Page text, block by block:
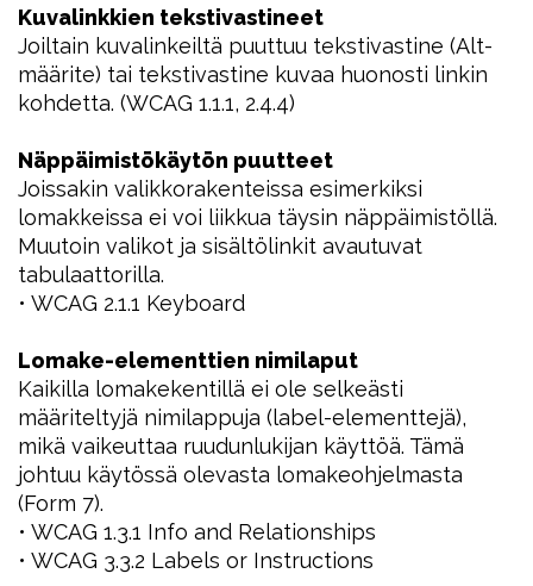
Kuvalinkkien tekstivastineet
Joiltain kuvalinkeiltä puuttuu tekstivastine (Alt-
määrite) tai tekstivastine kuvaa huonosti linkin
kohdetta. (WCAG 1.1.1, 2.4.4)
Näppäimistökäytön puutteet
Joissakin valikkorakenteissa esimerkiksi
lomakkeissa ei voi liikkua täysin näppäimistöllä.
Muutoin valikot ja sisältölinkit avautuvat
tabulaattorilla.
• WCAG 2.1.1 Keyboard
Lomake-elementtien nimilaput
Kaikilla lomakekentillä ei ole selkeästi
määriteltyjä nimilappuja (label-elementtejä),
mikä vaikeuttaa ruudunlukijan käyttöä. Tämä
johtuu käytössä olevasta lomakeohjelmasta
(Form 7).
• WCAG 1.3.1 Info and Relationships
• WCAG 3.3.2 Labels or Instructions